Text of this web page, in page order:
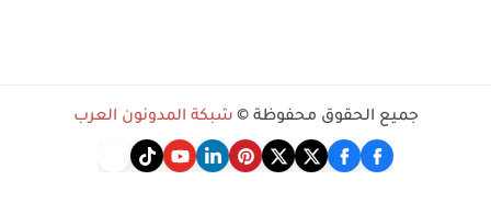
الحقوق محفوظة © شبكة المدونون العرب